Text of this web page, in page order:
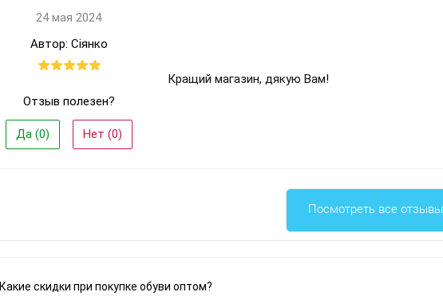
24 мая 2024
Автор: Сіянко
Отзыв полезен?
Да (0) Нет (0)
Кращий магазин, дякую Вам!
Посмотреть все отзывы
Какие скидки при покупке обуви оптом?